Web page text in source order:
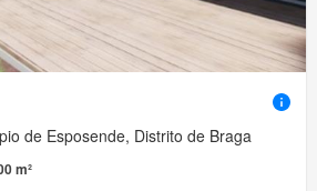
de Esposende, Distrito de Braga
m²